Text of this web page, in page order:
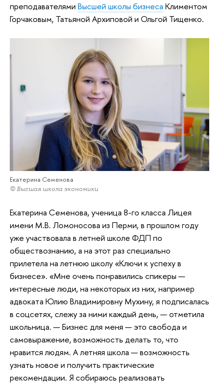
преподавателями Высшей школы бизнеса Климентом
Горчаковым, Татьяной Архиповой и Ольгой Тищенко.
Екатерина Семенова
© Высшая школа экономики
Екатерина Семенова, ученица 8-го класса Лицея
имени М.В. Ломоносова из Перми, в прошлом году
уже участвовала в летней школе ФДП по
обществознанию, а на этот раз специально
прилетела на летнюю школу «Ключи к успеху в
бизнесе». «Мне очень понравились спикеры —
интересные люди, на некоторых из них, например
адвоката Юлию Владимировну Мухину, я подписалась
в соцсетях, слежу за ними каждый день, — отметила
школьница. — Бизнес для меня — это свобода и
самовыражение, возможность делать то, что
нравится людям. А летняя школа — возможность
узнать новое и получить практические
рекомендации. Я собираюсь реализовать